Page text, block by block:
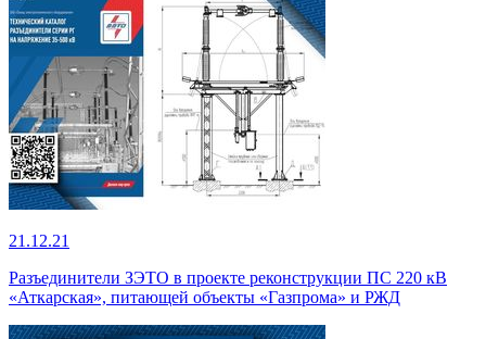
21.12.21
Разъединители ЗЭТО в проекте реконструкции ПС 220 кВ
«Аткарская», питающей объекты «Газпрома» и РЖД